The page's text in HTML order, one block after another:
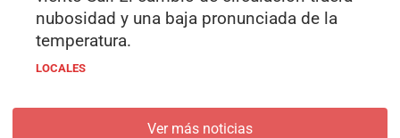
nubosidad y una baja pronunciada de la
temperatura.
LOCALES
Ver más noticias